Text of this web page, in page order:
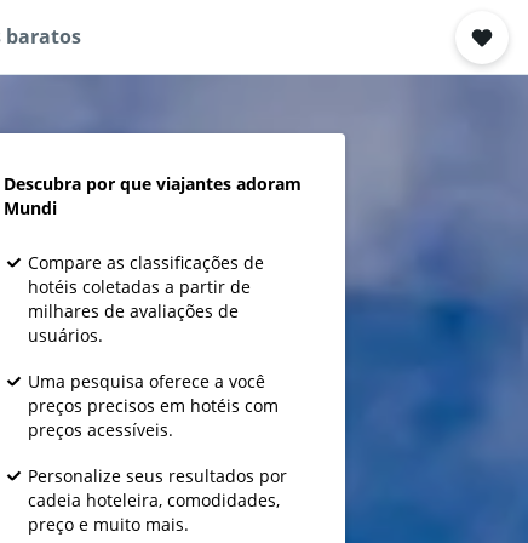
baratos
Descubra por que viajantes adoram
Mundi
Compare as classificações de
hotéis coletadas a partir de
milhares de avaliações de
usuários.
Uma pesquisa oferece a você
preços precisos em hotéis com
preços acessíveis.
Personalize seus resultados por
cadeia hoteleira, comodidades,
preço e muito mais.